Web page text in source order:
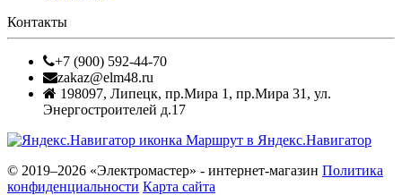
Контакты
+7 (900) 592-44-70
zakaz@elm48.ru
198097, Липецк, пр.Мира 1, пр.Мира 31, ул.
Энергостроителей д.17
Маршрут в Яндекс.Навигатор
© 2019–2026 «Электромастер» - интернет-магазин Политика
конфиденциальности Карта сайта